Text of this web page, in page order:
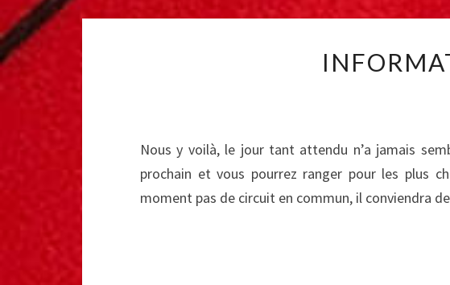
Nous y voilà, le jour tant attendu n’a jamais
prochain et vous pourrez ranger pour les plus
moment pas de circuit en commun, il conviendra